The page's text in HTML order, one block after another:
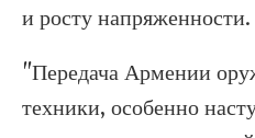
и росту напряженности.
"Передача Армении
техники, особенно